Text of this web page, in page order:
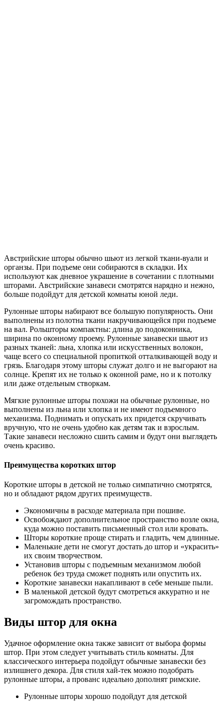
Австрийские шторы обычно шьют из легкой ткани-вуали и
органзы. При подъеме они собираются в складки. Их
используют как дневное украшение в сочетании с плотными
шторами. Австрийские занавеси смотрятся нарядно и нежно,
больше подойдут для детской комнаты юной леди.
Рулонные шторы набирают все большую популярность. Они
выполнены из полотна ткани накручивающейся при подъеме
на вал. Рольшторы компактны: длина до подоконника,
ширина по оконному проему. Рулонные занавески шьют из
разных тканей: льна, хлопка или искусственных волокон,
чаще всего со специальной пропиткой отталкивающей воду и
грязь. Благодаря этому шторы служат долго и не выгорают на
солнце. Крепят их не только к оконной раме, но и к потолку
или даже отдельным створкам.
Мягкие рулонные шторы похожи на обычные рулонные, но
выполнены из льна или хлопка и не имеют подъемного
механизма. Поднимать и опускать их придется скручивать
вручную, что не очень удобно как детям так и взрослым.
Такие занавеси несложно сшить самим и будут они выглядеть
очень красиво.
Преимущества коротких штор
Короткие шторы в детской не только симпатично смотрятся,
но и обладают рядом других преимуществ.
Экономичны в расходе материала при пошиве.
Освобождают дополнительное пространство возле окна,
куда можно поставить письменный стол или кровать.
Шторы короткие проще стирать и гладить, чем длинные.
Маленькие дети не смогут достать до штор и «украсить»
их своим творчеством.
Установив шторы с подъемным механизмом любой
ребенок без труда сможет поднять или опустить их.
Короткие занавески накапливают в себе меньше пыли.
В маленькой детской будут смотреться аккуратно и не
загромождать пространство.
Виды штор для окна
Удачное оформление окна также зависит от выбора формы
штор. При этом следует учитывать стиль комнаты. Для
классического интерьера подойдут обычные занавески без
излишнего декора. Для стиля хай-тек можно подобрать
рулонные шторы, а прованс идеально дополнят римские.
Рулонные шторы хорошо подойдут для детской